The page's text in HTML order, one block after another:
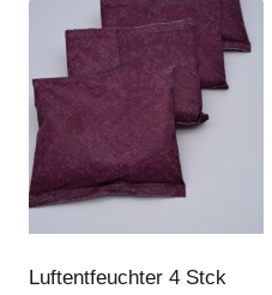
Luftentfeuchter 4 Stck